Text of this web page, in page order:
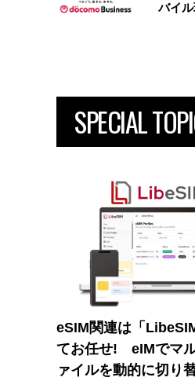
バイ
SPECIAL
eSIM関連は「
てお任せ! eIMでマ
ァイルを動的に切り